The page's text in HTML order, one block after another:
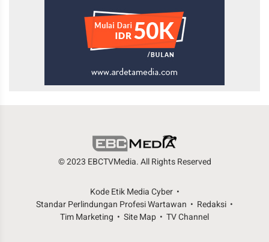
© 2023 EBCTVMedia. All Rights Reserved
Kode Etik Media Cyber
Standar Perlindungan Profesi Wartawan
Redaksi
Tim Marketing
Site Map TV Channel